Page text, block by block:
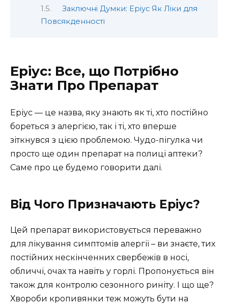
Заключні Думки: Еріус Як Ліки для
Повсякденності
Еріус: Все, що Потрібно
Знати Про Препарат
Еріус — це назва, яку знають як ті, хто постійно
бореться з алергією, так і ті, хто вперше
зіткнувся з цією проблемою. Чудо-пігулка чи
просто ще один препарат на полиці аптеки?
Саме про це будемо говорити далі.
Від Чого Призначають Еріус?
Цей препарат використовується переважно
для лікування симптомів алергії – ви знаєте, тих
постійних нескінченних свербежів в носі,
обличчі, очах та навіть у горлі. Пропонується він
також для контролю сезонного риніту. І що ще?
Хвороби кропивянки теж можуть бути на